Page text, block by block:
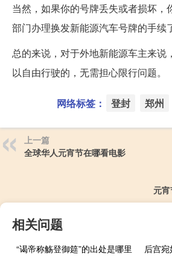
当然，如果你的号牌丢失或者损坏，
部门办理换发新能源汽车号牌的手续
总的来说，对于外地新能源车主来说
以自由行驶的，无需担心限行问题。
网络标签： 登封 郑州
上一篇
全球华人元宵节在哪看电影
元
相关问题
“谒帝称觞登御筵”的出处是哪里
后宫